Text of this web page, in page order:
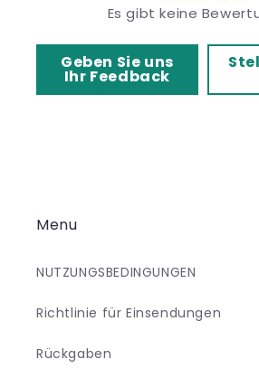
Es gibt keine
Geben Sie uns
Ihr Feedback
Menu
NUTZUNGSBEDINGUNGEN
Richtlinie für Einsendungen
Rückgaben